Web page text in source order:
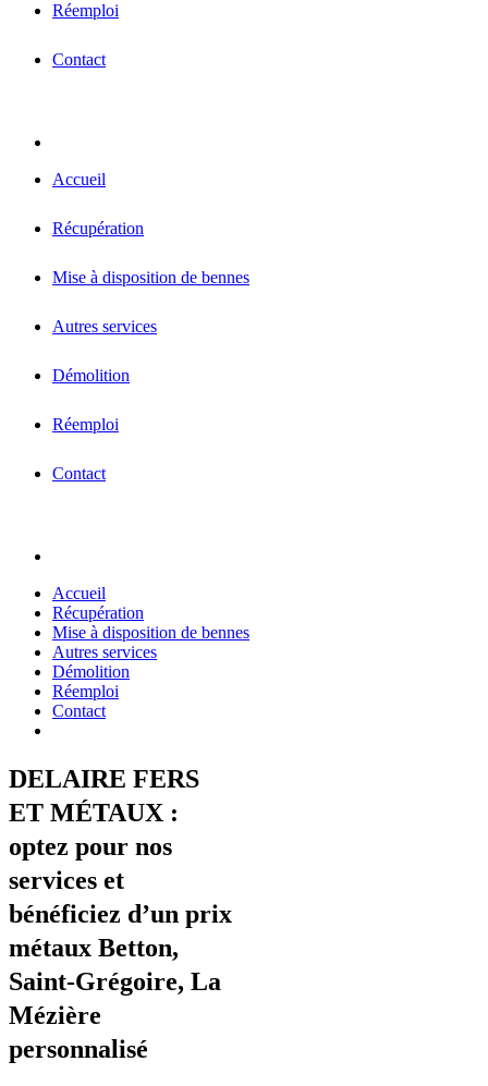
Réemploi
Contact
Accueil
Récupération
Mise à disposition de bennes
Autres services
Démolition
Réemploi
Contact
Accueil
Récupération
Mise à disposition de bennes
Autres services
Démolition
Réemploi
Contact
DELAIRE FERS
ET MÉTAUX :
optez pour nos
services et
bénéficiez d’un prix
métaux Betton,
Saint-Grégoire, La
Mézière
personnalisé